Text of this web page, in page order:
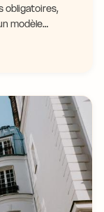
obligatoires,
modèle